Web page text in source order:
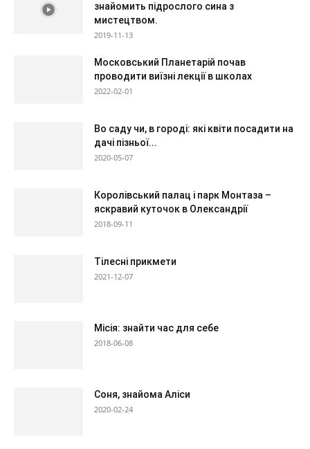
знайомить підрослого сина з
мистецтвом.
2019-11-13
Московський Планетарій почав
проводити виїзні лекції в школах
2022-02-01
Во саду чи, в городі: які квіти посадити на
дачі пізньої...
2020-05-07
Королівський палац і парк Монтаза –
яскравий куточок в Олександрії
2018-09-11
Тілесні прикмети
2021-12-07
Місія: знайти час для себе
2018-06-08
Соня, знайома Аліси
2020-02-24